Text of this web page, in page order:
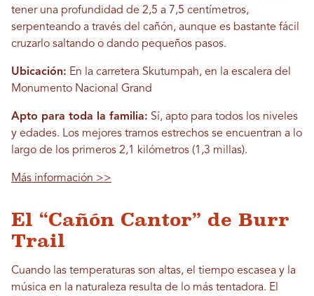
tener una profundidad de 2,5 a 7,5 centímetros,
serpenteando a través del cañón, aunque es bastante fácil
cruzarlo saltando o dando pequeños pasos.
Ubicación: En la carretera Skutumpah, en la escalera del
Monumento Nacional Grand
Apto para toda la familia: Sí, apto para todos los niveles
y edades. Los mejores tramos estrechos se encuentran a lo
largo de los primeros 2,1 kilómetros (1,3 millas).
Más información >>
El “Cañón Cantor” de Burr
Trail
Cuando las temperaturas son altas, el tiempo escasea y la
música en la naturaleza resulta de lo más tentadora. El